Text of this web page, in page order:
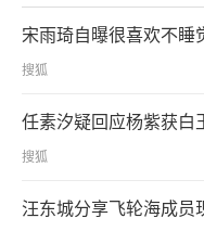
宋雨琦自曝很喜欢不睡
搜狐
任素汐疑回应杨紫获白
搜狐
汪东城分享飞轮海成